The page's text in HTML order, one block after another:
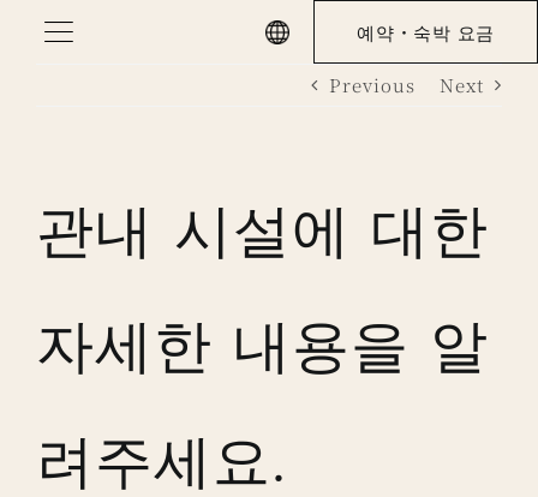
예약・숙박 요금
Previous Next
관내 시설에 대한
자세한 내용을 알
려주세요.